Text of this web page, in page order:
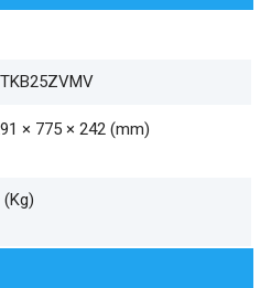
× 775 × 242 (mm)
(Kg)